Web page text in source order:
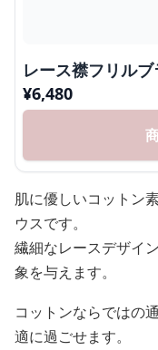
レース襟フリルブ
¥6,480
肌に優しいコットン
ウスです。
繊細なレースデザイ
象を与えます。
コットンならではの
適に過ごせます。